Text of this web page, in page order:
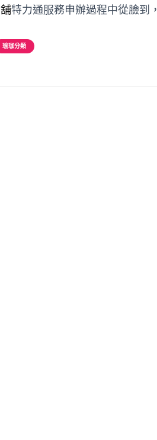
特力通服務申辦過程中從臉到，
瑜珈分類